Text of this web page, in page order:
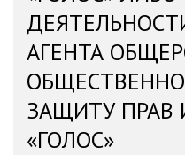
АГЕНТА
ЗАЩИТУ ПРАВ
«ГОЛОС»